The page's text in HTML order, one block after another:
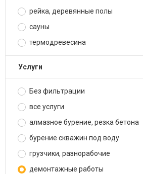
рейка, деревянные полы
сауны
термодревесина
услуги
Без фильтрации
все услуги
алмазное бурение, резка бетона
бурение скважин под воду
грузчики, разнорабочие
демонтажные работы